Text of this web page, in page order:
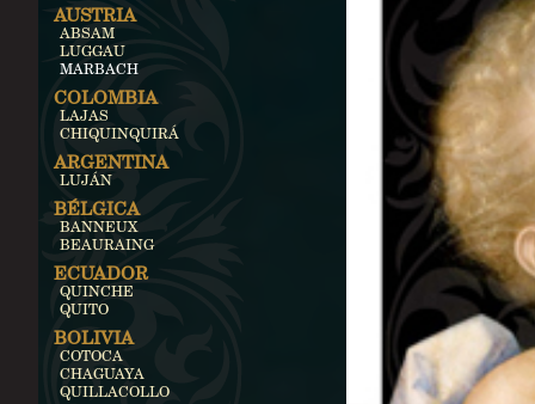
AUSTRIA
ABSAM
LUGGAU
MARBACH
COLOMBIA
LAJAS
CHIQUINQUIRÁ
ARGENTINA
LUJÁN
BÉLGICA
BANNEUX
BEAURAING
ECUADOR
QUINCHE
QUITO
BOLIVIA
COTOCA
CHAGUAYA
QUILLACOLLO